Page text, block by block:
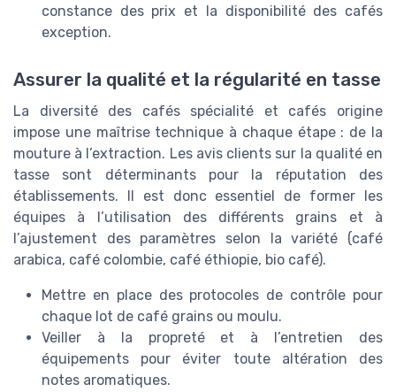
constance des prix et la disponibilité des cafés
exception.
Assurer la qualité et la régularité en tasse
La diversité des cafés spécialité et cafés origine
impose une maîtrise technique à chaque étape : de la
mouture à l’extraction. Les avis clients sur la qualité en
tasse sont déterminants pour la réputation des
établissements. Il est donc essentiel de former les
équipes à l’utilisation des différents grains et à
l’ajustement des paramètres selon la variété (café
arabica, café colombie, café éthiopie, bio café).
Mettre en place des protocoles de contrôle pour
chaque lot de café grains ou moulu.
Veiller à la propreté et à l’entretien des
équipements pour éviter toute altération des
notes aromatiques.